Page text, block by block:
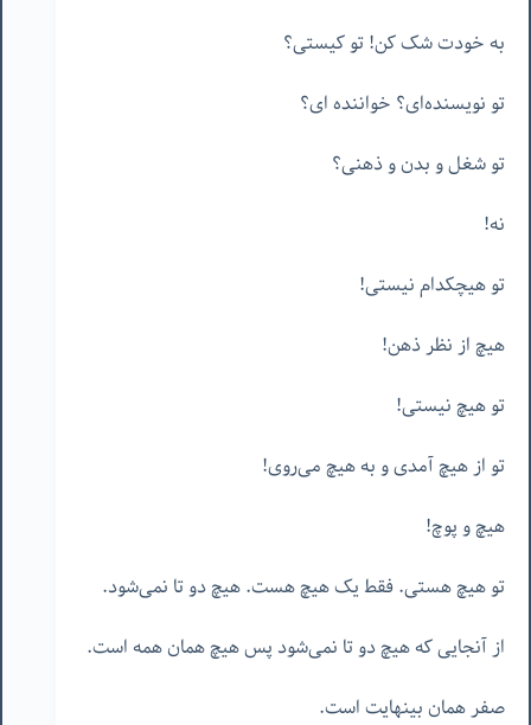
به خودت شک کن! تو کیستی؟
تو نویسنده‌ای؟ خواننده ای؟
تو شغل و بدن و ذهنی؟
نه!
تو هیچکدام نیستی!
هیچ از نظر ذهن!
تو هیچ نیستی!
تو از هیچ آمدی و به هیچ می‌روی!
هیچ و پوچ!
تو هیچ هستی. فقط یک هیچ هست. هیچ دو تا نمی‌شود.
از آنجایی که هیچ دو تا نمی‌شود پس هیچ همان همه است.
صفر همان بینهایت است.